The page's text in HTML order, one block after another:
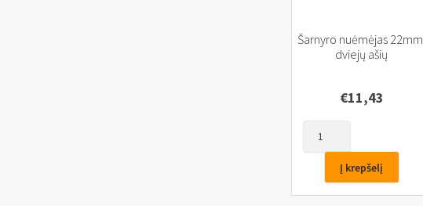
Šarnyro nuėmėjas 22mm,
dviejų ašių
€11,43
nuėmėjas
22mm,
Į krepšelį